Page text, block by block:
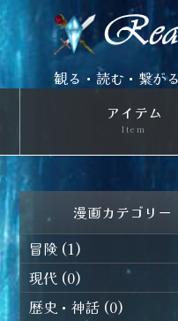
観る・読む・繋が
アイテム
Item
漫画カテゴリー
冒険 (1)
現代 (0)
歴史・神話 (0)